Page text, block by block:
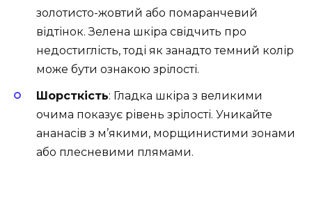
золотисто-жовтий або помаранчевий
відтінок. Зелена шкіра свідчить про
недостиглість, тоді як занадто темний колір
може бути ознакою зрілості.
Шорсткість: Гладка шкіра з великими
очима показує рівень зрілості. Уникайте
ананасів з м’якими, морщинистими зонами
або плесневими плямами.